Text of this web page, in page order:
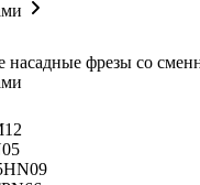
насадные фрезы со